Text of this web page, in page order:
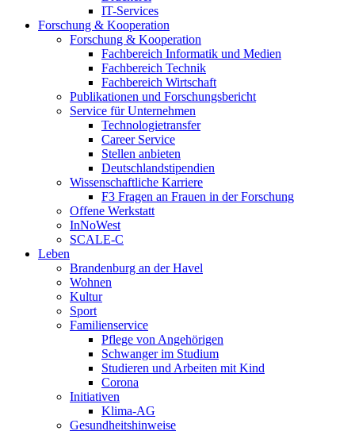
IT-Services
Forschung & Kooperation
Forschung & Kooperation
Fachbereich Informatik und Medien
Fachbereich Technik
Fachbereich Wirtschaft
Publikationen und Forschungsbericht
Service für Unternehmen
Technologietransfer
Career Service
Stellen anbieten
Deutschlandstipendien
Wissenschaftliche Karriere
F3 Fragen an Frauen in der Forschung
Offene Werkstatt
InNoWest
SCALE-C
Leben
Brandenburg an der Havel
Wohnen
Kultur
Sport
Familienservice
Pflege von Angehörigen
Schwanger im Studium
Studieren und Arbeiten mit Kind
Corona
Initiativen
Klima-AG
Gesundheitshinweise